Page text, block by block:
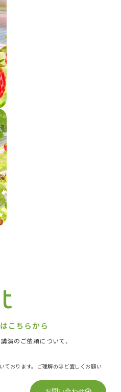
こちらから
演のご依頼について、
おります。ご理解のほど宜しくお願い